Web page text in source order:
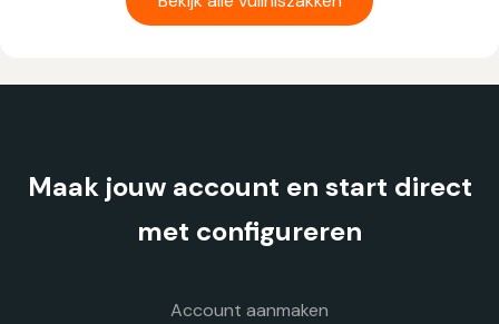
Deze
worden
Maak jouw account en start direct
met configureren
Account aanmaken